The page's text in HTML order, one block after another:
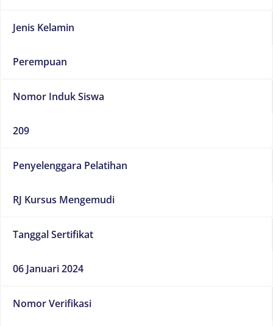
Jenis Kelamin
Perempuan
Nomor Induk Siswa
209
Penyelenggara Pelatihan
RJ Kursus Mengemudi
Tanggal Sertifikat
06 Januari 2024
Nomor Verifikasi